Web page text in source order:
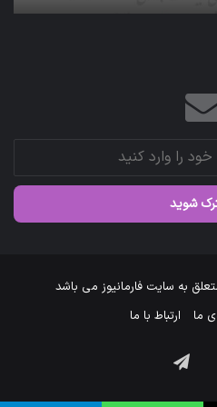
به سایت فارمانیوز می باشد
ما ارتباط با ما
اینستاگرام